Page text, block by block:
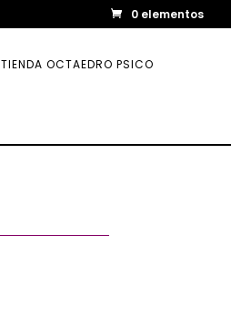
0 elementos
TIENDA OCTAEDRO PSICO